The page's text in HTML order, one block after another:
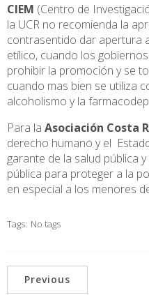
CIEM (Centro de
la UCR no recomienda la
contrasentido dar apertura
etílico, cuando los
prohibir la promoción y se
cuando mas bien se utiliza
alcoholismo y la
Para la Asociación Costa
derecho humano y el
garante de la salud pública
pública para proteger a la
en especial a los menores
Tags: No tags
Previous